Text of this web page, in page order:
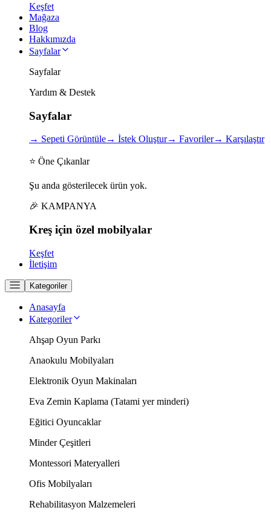
Keşfet
Mağaza
Blog
Hakkımızda
Sayfalar
Sayfalar
Yardım & Destek
Sayfalar
→ Sepeti Görüntüle→ İstek Oluştur→ Favoriler→ Karşılaştır
⭐ Öne Çıkanlar
Şu anda gösterilecek ürün yok.
🎉 KAMPANYA
Kreş için özel mobilyalar
Keşfet
İletişim
Kategoriler
Anasayfa
Kategoriler
Ahşap Oyun Parkı
Anaokulu Mobilyaları
Elektronik Oyun Makinaları
Eva Zemin Kaplama (Tatami yer minderi)
Eğitici Oyuncaklar
Minder Çeşitleri
Montessori Materyalleri
Ofis Mobilyaları
Rehabilitasyon Malzemeleri